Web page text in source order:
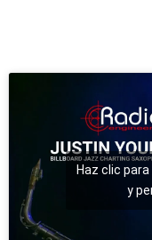
Haz clic
y